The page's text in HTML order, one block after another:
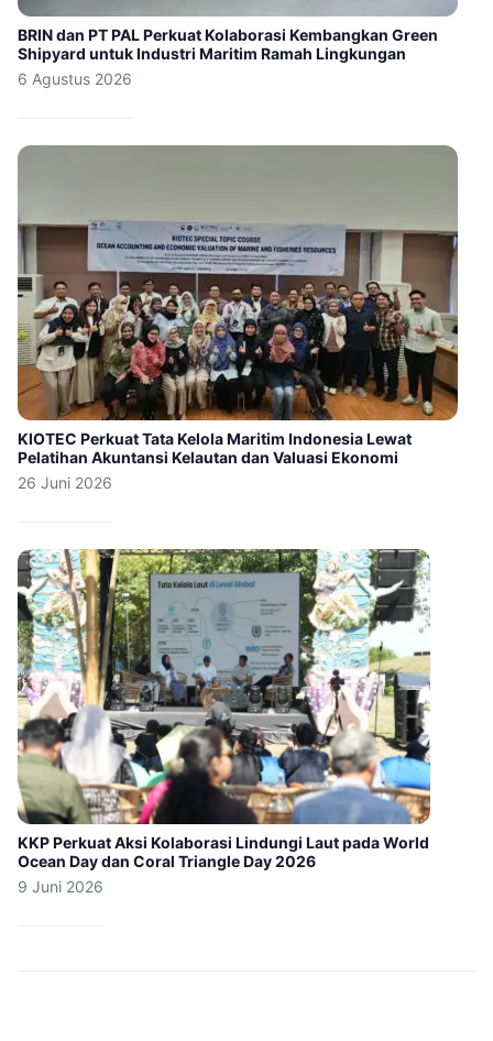
BRIN dan PT PAL Perkuat Kolaborasi Kembangkan Green
Shipyard untuk Industri Maritim Ramah Lingkungan
6 Agustus 2026
KIOTEC Perkuat Tata Kelola Maritim Indonesia Lewat
Pelatihan Akuntansi Kelautan dan Valuasi Ekonomi
26 Juni 2026
KKP Perkuat Aksi Kolaborasi Lindungi Laut pada World
Ocean Day dan Coral Triangle Day 2026
9 Juni 2026